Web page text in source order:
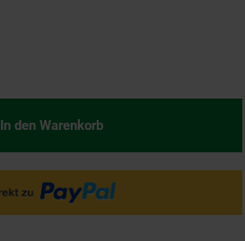
In den Warenkorb